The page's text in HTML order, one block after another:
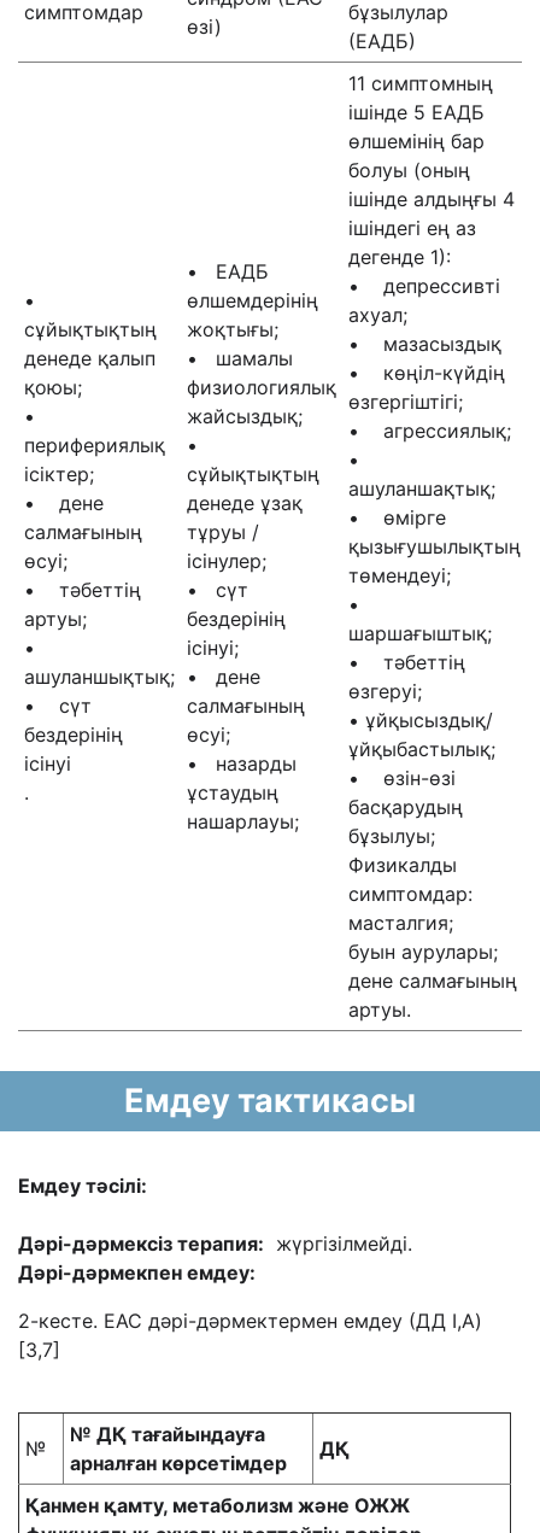
симптомдар
өзі)
бұзылулар
(ЕАДБ)
•
сұйықтықтың
денеде қалып
қоюы;
•
перифериялық
ісіктер;
• дене
салмағының
өсуі;
• тәбеттің
артуы;
•
ашуланшықтық;
• сүт
бездерінің
ісінуі
.
• ЕАДБ
өлшемдерінің
жоқтығы;
• шамалы
физиологиялық
жайсыздық;
•
сұйықтықтың
денеде ұзақ
тұруы /
ісінулер;
• сүт
бездерінің
ісінуі;
• дене
салмағының
өсуі;
• назарды
ұстаудың
нашарлауы;
11 симптомның
ішінде 5 ЕАДБ
өлшемінің бар
болуы (оның
ішінде алдыңғы 4
ішіндегі ең аз
дегенде 1):
• депрессивті
ахуал;
• мазасыздық
• көңіл-күйдің
өзгергіштігі;
• агрессиялық;
•
ашуланшақтық;
• өмірге
қызығушылықтың
төмендеуі;
•
шаршағыштық;
• тәбеттің
өзгеруі;
• ұйқысыздық/
ұйқыбастылық;
• өзін-өзі
басқарудың
бұзылуы;
Физикалды
симптомдар:
масталгия;
буын аурулары;
дене салмағының
артуы.
Емдеу тактикасы
Емдеу тәсілі:
Дәрі-дәрмексіз терапия: жүргізілмейді.
Дәрі-дәрмекпен емдеу:
2-кесте. ЕАС дәрі-дәрмектермен емдеу (ДД I,A)
[3,7]
№
№ ДҚ тағайындауға
арналған көрсетімдер
ДҚ
Қанмен қамту, метаболизм және ОЖЖ